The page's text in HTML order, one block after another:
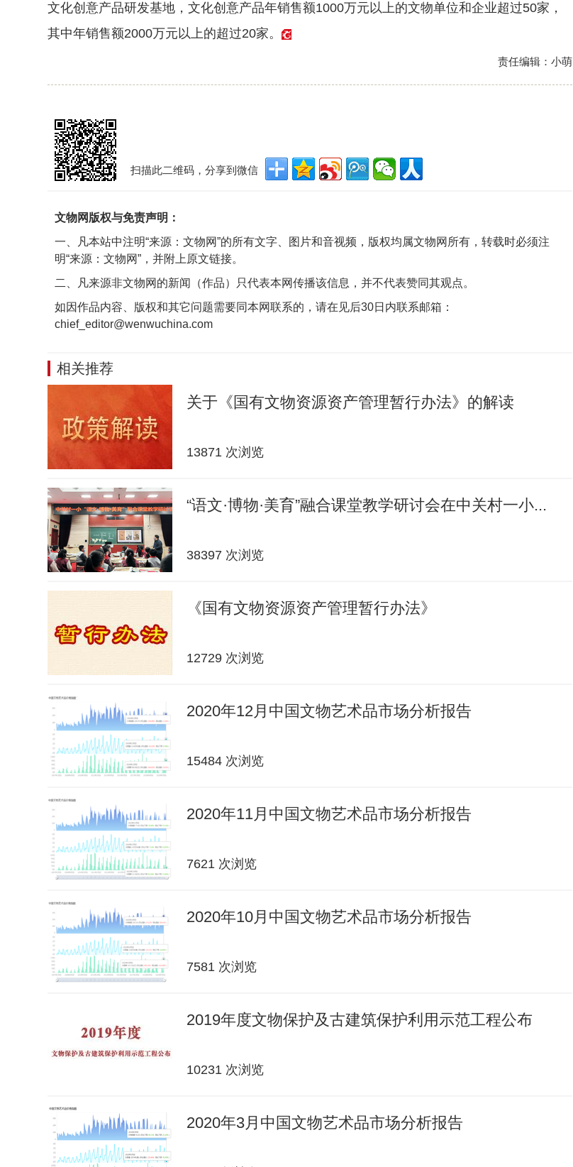
文化创意产品研发基地，文化创意产品年销售额1000万元以上的文物单位和企业超过50家，
其中年销售额2000万元以上的超过20家。
责任编辑：小萌
扫描此二维码，分享到微信
文物网版权与免责声明：
一、凡本站中注明“来源：文物网”的所有文字、图片和音视频，版权均属文物网所有，转载时必须注
明“来源：文物网”，并附上原文链接。
二、凡来源非文物网的新闻（作品）只代表本网传播该信息，并不代表赞同其观点。
如因作品内容、版权和其它问题需要同本网联系的，请在见后30日内联系邮箱：
chief_editor@wenwuchina.com
相关推荐
关于《国有文物资源资产管理暂行办法》的解读
13871 次浏览
“语文·博物·美育”融合课堂教学研讨会在中关村一小...
38397 次浏览
《国有文物资源资产管理暂行办法》
12729 次浏览
2020年12月中国文物艺术品市场分析报告
15484 次浏览
2020年11月中国文物艺术品市场分析报告
7621 次浏览
2020年10月中国文物艺术品市场分析报告
7581 次浏览
2019年度文物保护及古建筑保护利用示范工程公布
10231 次浏览
2020年3月中国文物艺术品市场分析报告